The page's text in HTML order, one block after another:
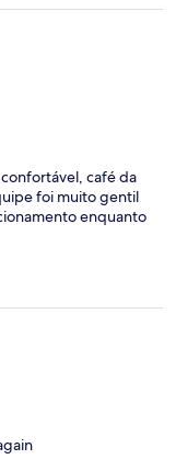
café da
foi muito gentil
enquanto